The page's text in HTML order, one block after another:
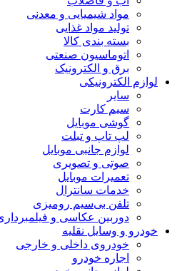
مواد شیمیایی و معدنی
تولید مواد غذایی
بسته بندی کالا
اتوماسیون صنعتی
برق و الکترونیک
لوازم الکترونیکی
سایر
سیم کارت
گوشی موبایل
لپ تاپ و تبلت
لوازم جانبی موبایل
صوتی و تصویری
تعمیرات موبایل
خدمات سانترال
تلفن بی‌سیم رومیزی
دوربین عکاسی و
خودرو و وسایل نقلیه
خودروی داخلی و خارجی
اجاره خودرو